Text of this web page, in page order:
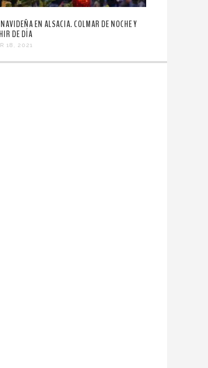
EN ALSACIA. COLMAR DE NOCHE Y
DE DÍA
18, 2021